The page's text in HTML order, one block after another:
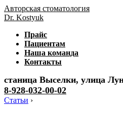
Авторская стоматология
Dr. Kostyuk
Прайс
Пациентам
Наша команда
Контакты
станица Выселки, улица
8-928-032-00-02
Статьи ›